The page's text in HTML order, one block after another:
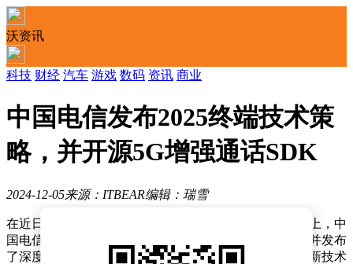
沃资讯
科技 财经 汽车 游戏 数码 资讯 商业
中国电信发布2025终端技术策
略，并开源5G增强通话SDK
2024-12-05来源：ITBEAR编辑：瑞雪
在近日举行的2024数字科技生态大会的一个关键分论坛上，中
国电信隆重揭晓了其针对2025年的终端技术发展蓝图，并发布
了深度洞察行业趋势的终端报告，同时展示了一系列创新技术